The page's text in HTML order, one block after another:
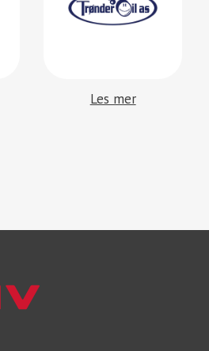
Les mer